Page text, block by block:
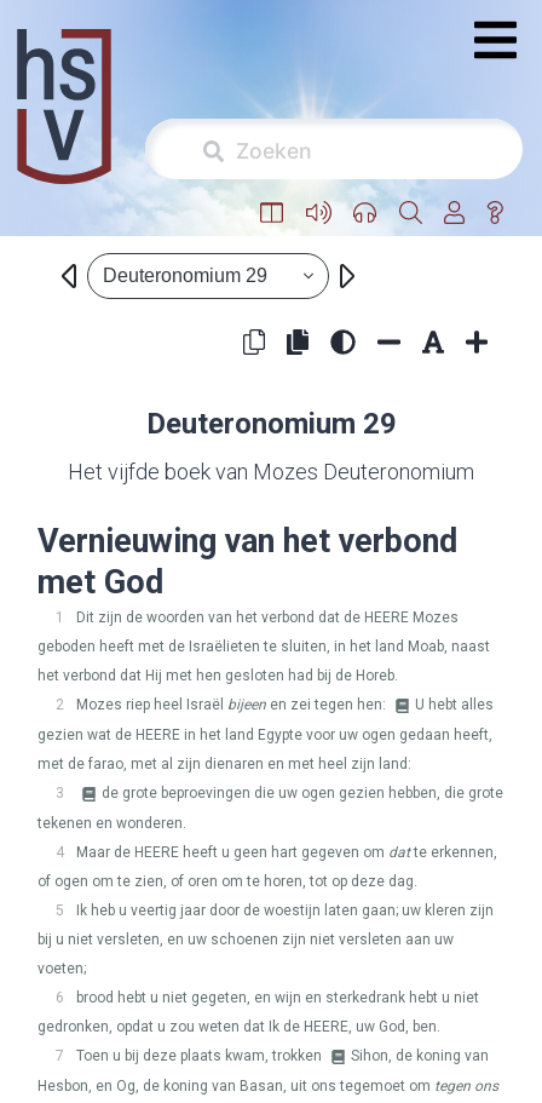
Deuteronomium 29
Deuteronomium 29
Het vijfde boek van Mozes Deuteronomium
Vernieuwing van het verbond
met God
1 Dit zijn de woorden van het verbond dat de HEERE Mozes
geboden heeft met de Israëlieten te sluiten, in het land Moab, naast
het verbond dat Hij met hen gesloten had bij de Horeb.
2
Mozes riep heel Israël bijeen en zei tegen hen:
U hebt alles
gezien wat de HEERE in het land Egypte voor uw ogen gedaan heeft,
met de farao, met al zijn dienaren en met heel zijn land:
3
de grote beproevingen die uw ogen gezien hebben, die grote
tekenen en wonderen.
4
Maar de HEERE heeft u geen hart gegeven om datte erkennen,
of ogen om te zien, of oren om te horen, tot op deze dag.
5
Ik heb u veertig jaar door de woestijn laten gaan; uw kleren zijn
bij u niet versleten, en uw schoenen zijn niet versleten aan uw
voeten;
6
brood hebt u niet gegeten, en wijn en sterkedrank hebt u niet
gedronken, opdat u zou weten dat Ik de HEERE, uw God, ben.
7
Toen u bij deze plaats kwam, trokken
Sihon, de koning van
Hesbon, en Og, de koning van Basan, uit ons tegemoet om tegen ons